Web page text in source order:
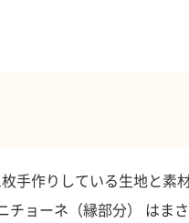
手作りしている生地と
ョーネ（縁部分） はま